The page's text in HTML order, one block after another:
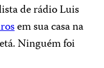
de rádio Luis
em sua casa na
Ninguém foi